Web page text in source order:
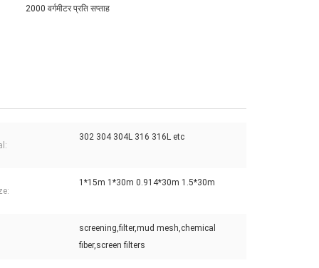
2000 वर्गमीटर प्रति सप्ताह
302 304 304L 316 316L etc
1*15m 1*30m 0.914*30m 1.5*30m
screening,filter,mud mesh,chemical
fiber,screen filters